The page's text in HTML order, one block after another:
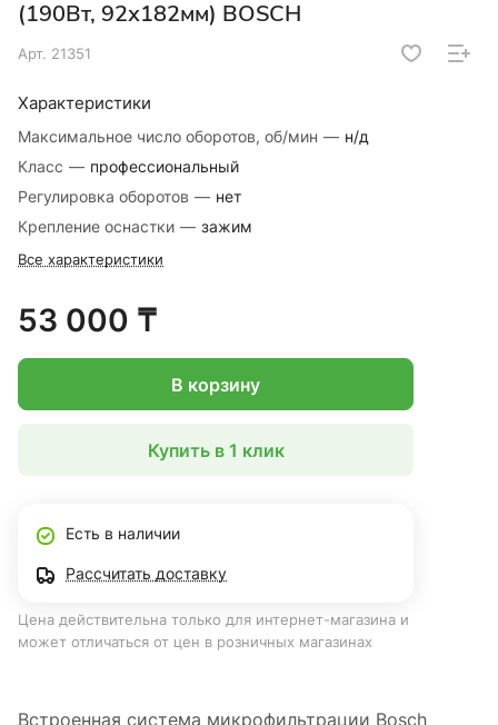
(190Вт, 92х182мм) BOSCH
Арт. 21351
Характеристики
Максимальное число оборотов, об/мин — н/д
Класс — профессиональный
Регулировка оборотов — нет
Крепление оснастки — зажим
Все характеристики
53 000 ₸
В корзину
Купить в 1 клик
Есть в наличии
Рассчитать доставку
Цена действительна только для интернет-магазина и
может отличаться от цен в розничных магазинах
Встроенная система микрофильтрации Bosch